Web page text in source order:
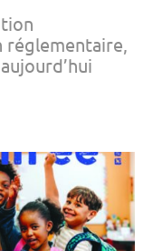
réglementaire,